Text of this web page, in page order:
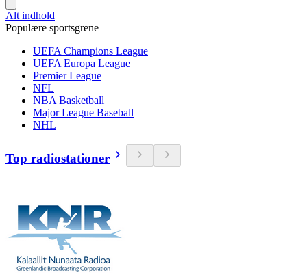
Alt indhold
Populære sportsgrene
UEFA Champions League
UEFA Europa League
Premier League
NFL
NBA Basketball
Major League Baseball
NHL
Top radiostationer